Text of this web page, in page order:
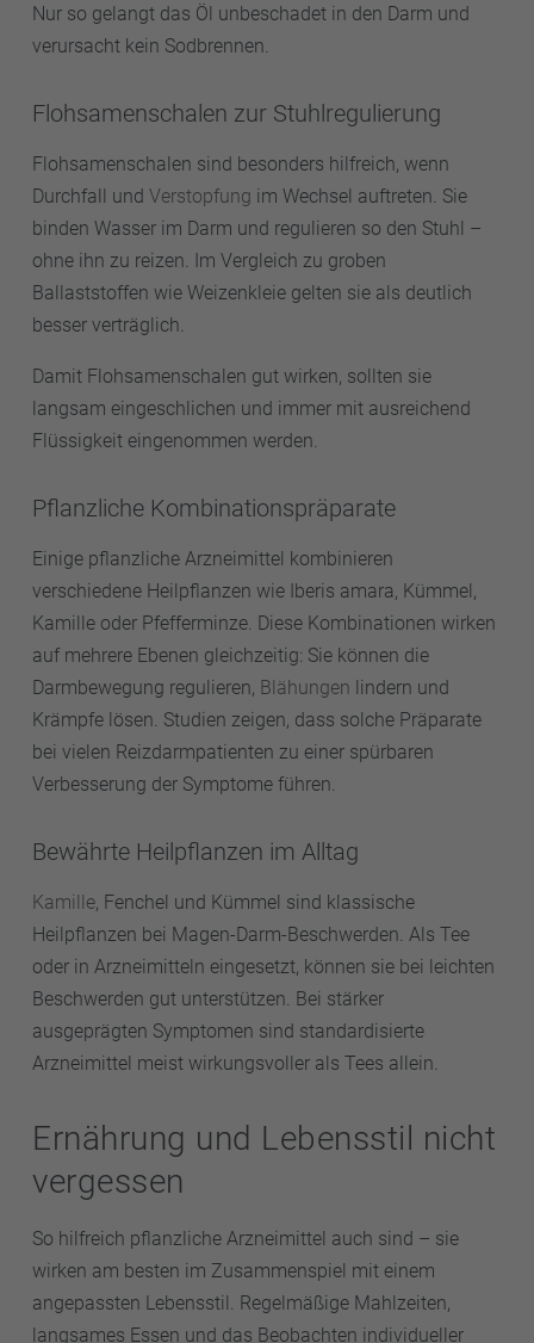
Nur so gelangt das Öl unbeschadet in den Darm und
verursacht kein Sodbrennen.
Flohsamenschalen zur Stuhlregulierung
Flohsamenschalen sind besonders hilfreich, wenn
Durchfall und Verstopfung im Wechsel auftreten. Sie
binden Wasser im Darm und regulieren so den Stuhl –
ohne ihn zu reizen. Im Vergleich zu groben
Ballaststoffen wie Weizenkleie gelten sie als deutlich
besser verträglich.
Damit Flohsamenschalen gut wirken, sollten sie
langsam eingeschlichen und immer mit ausreichend
Flüssigkeit eingenommen werden.
Pflanzliche Kombinationspräparate
Einige pflanzliche Arzneimittel kombinieren
verschiedene Heilpflanzen wie Iberis amara, Kümmel,
Kamille oder Pfefferminze. Diese Kombinationen wirken
auf mehrere Ebenen gleichzeitig: Sie können die
Darmbewegung regulieren, Blähungen lindern und
Krämpfe lösen. Studien zeigen, dass solche Präparate
bei vielen Reizdarmpatienten zu einer spürbaren
Verbesserung der Symptome führen.
Bewährte Heilpflanzen im Alltag
Kamille, Fenchel und Kümmel sind klassische
Heilpflanzen bei Magen-Darm-Beschwerden. Als Tee
oder in Arzneimitteln eingesetzt, können sie bei leichten
Beschwerden gut unterstützen. Bei stärker
ausgeprägten Symptomen sind standardisierte
Arzneimittel meist wirkungsvoller als Tees allein.
Ernährung und Lebensstil nicht
vergessen
So hilfreich pflanzliche Arzneimittel auch sind – sie
wirken am besten im Zusammenspiel mit einem
angepassten Lebensstil. Regelmäßige Mahlzeiten,
langsames Essen und das Beobachten individueller